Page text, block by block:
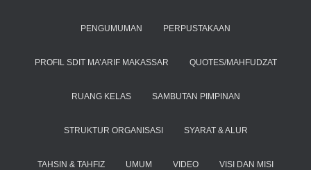
PENGUMUMAN PERPUSTAKAAN
PROFIL SDIT MA’ARIF MAKASSAR QUOTES/MAHFUDZAT
RUANG KELAS SAMBUTAN PIMPINAN
STRUKTUR ORGANISASI SYARAT & ALUR
TAHSIN & TAHFIZ UMUM VIDEO VISI DAN MISI